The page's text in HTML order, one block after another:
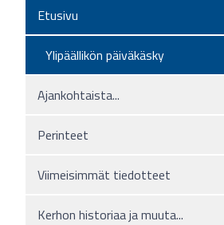
Etusivu
Ylipäällikön päiväkäsky
Ajankohtaista...
Perinteet
Viimeisimmät tiedotteet
Kerhon historiaa ja muuta...